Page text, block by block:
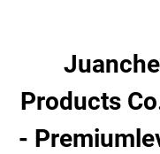
Products
-